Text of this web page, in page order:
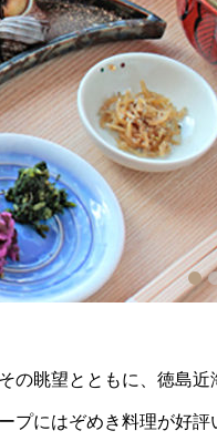
3
の眺望とともに、徳島近
プにはぞめき料理が好評